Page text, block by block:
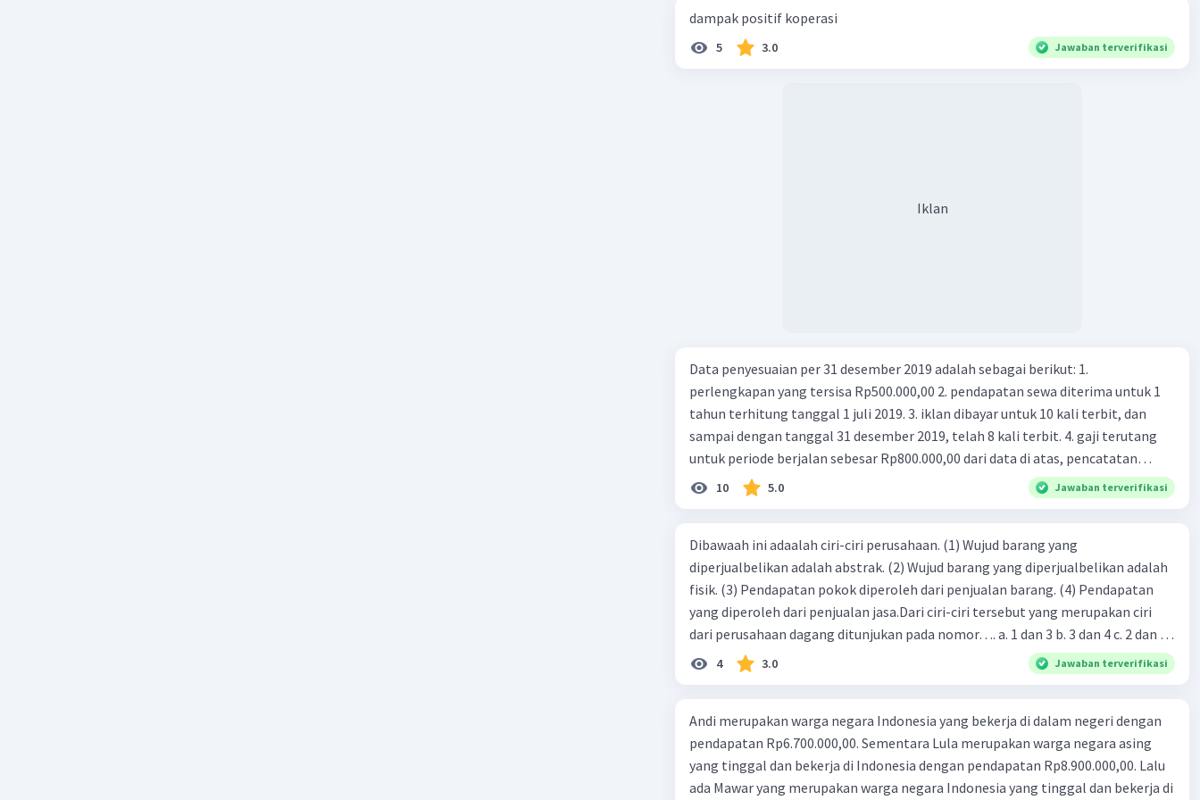
dampak positif koperasi
5 3.0 Jawaban terverifikasi
Iklan
Data penyesuaian per 31 desember 2019 adalah sebagai berikut: 1.
perlengkapan yang tersisa Rp500.000,00 2. pendapatan sewa diterima untuk 1
tahun terhitung tanggal 1 juli 2019. 3. iklan dibayar untuk 10 kali terbit, dan
sampai dengan tanggal 31 desember 2019, telah 8 kali terbit. 4. gaji terutang
untuk periode berjalan sebesar Rp800.000,00 dari data di atas, pencatatan
jurnal pembalik yang benar adalah ....
10 5.0 Jawaban terverifikasi
Dibawaah ini adaalah ciri-ciri perusahaan. (1) Wujud barang yang
diperjualbelikan adalah abstrak. (2) Wujud barang yang diperjualbelikan adalah
fisik. (3) Pendapatan pokok diperoleh dari penjualan barang. (4) Pendapatan
yang diperoleh dari penjualan jasa.Dari ciri-ciri tersebut yang merupakan ciri
dari perusahaan dagang ditunjukan pada nomor…. a. 1 dan 3 b. 3 dan 4 c. 2 dan 3
d. 1 dan 2 e. 2 dan 4
4 3.0 Jawaban terverifikasi
Andi merupakan warga negara Indonesia yang bekerja di dalam negeri dengan
pendapatan Rp6.700.000,00. Sementara Lula merupakan warga negara asing
yang tinggal dan bekerja di Indonesia dengan pendapatan Rp8.900.000,00. Lalu
ada Mawar yang merupakan warga negara Indonesia yang tinggal dan bekerja di